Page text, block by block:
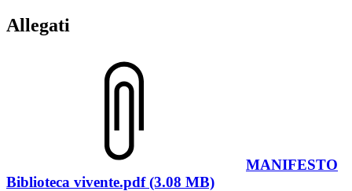
Allegati
MANIFESTO
Biblioteca vivente.pdf (3.08 MB)